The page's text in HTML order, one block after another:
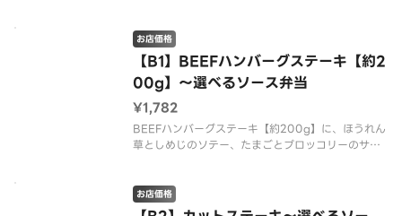
品の栄養成分・アレルゲン情報は、デニーズのホー
ムページをご確認ください。
【B1】BEEFハンバーグステーキ【約2
00g】～選べるソース弁当
お店価格
¥1,782
BEEFハンバーグステーキ【約200g】に、ほうれん
草としめじのソテー、たまごとブロッコリーのサラ
となります。※配達は配達代行業者が行っておりま
す。※アレルギーが変更に
お店価格